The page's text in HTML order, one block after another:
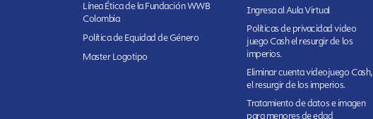
Línea Ética de la Fundación WWB
Colombia
Política de Equidad de Género
Master Logotipo
Ingresa al Aula Virtual
Políticas de privacidad video
juego Cash el resurgir de los
imperios.
Eliminar cuenta videojuego Cash,
el resurgir de los imperios.
Tratamiento de datos e imagen
para menores de edad